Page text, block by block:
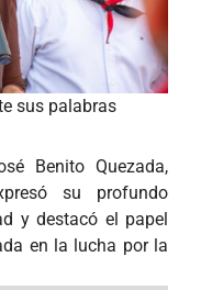
sus palabras
Benito Quezada,
su profundo
y destacó el papel
en la lucha por la